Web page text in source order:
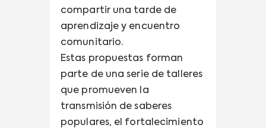
compartir una tarde de
aprendizaje y encuentro
comunitario.
Estas propuestas forman
parte de una serie de talleres
que promueven la
transmisión de saberes
populares, el fortalecimiento